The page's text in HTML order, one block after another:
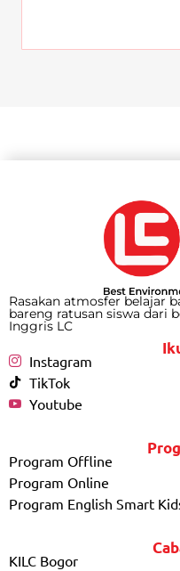
Rasakan atmosfer belajar
bareng ratusan siswa dari
Inggris LC
Instagram
TikTok
Youtube
Program Offline
Program Online
Program English Smart
KILC Bogor